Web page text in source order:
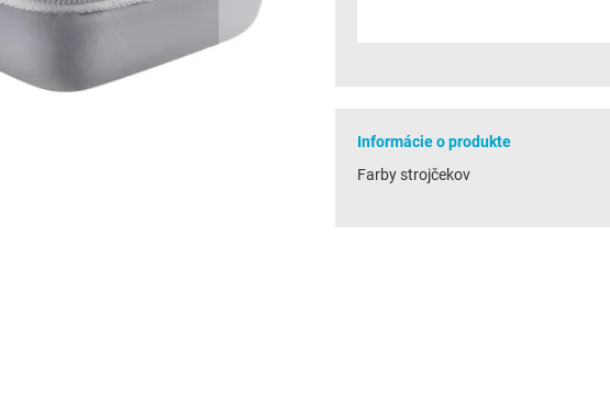
Informácie o produkte
Farby strojčekov